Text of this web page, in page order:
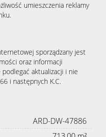
umieszczenia reklamy
sporządzany jest
oraz informacji
podlegać aktualizacji i nie
i następnych K.C.
ARD-DW-47886